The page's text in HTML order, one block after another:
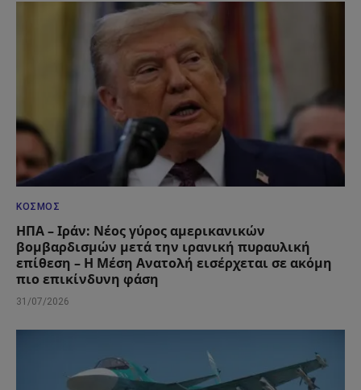
ΚΌΣΜΟΣ
ΗΠΑ – Ιράν: Νέος γύρος αμερικανικών
βομβαρδισμών μετά την ιρανική πυραυλική
επίθεση – Η Μέση Ανατολή εισέρχεται σε ακόμη
πιο επικίνδυνη φάση
31/07/2026